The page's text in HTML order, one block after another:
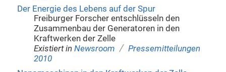
Der Energie des Lebens auf der Spur
Freiburger Forscher entschlüsseln den
Zusammenbau der Generatoren in den
Kraftwerken der Zelle
Existiert in Newsroom / Pressemitteilungen
2010